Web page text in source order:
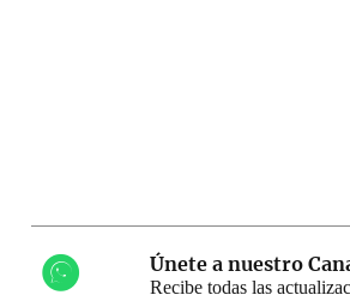
Únete a nuestro
Recibe todas las